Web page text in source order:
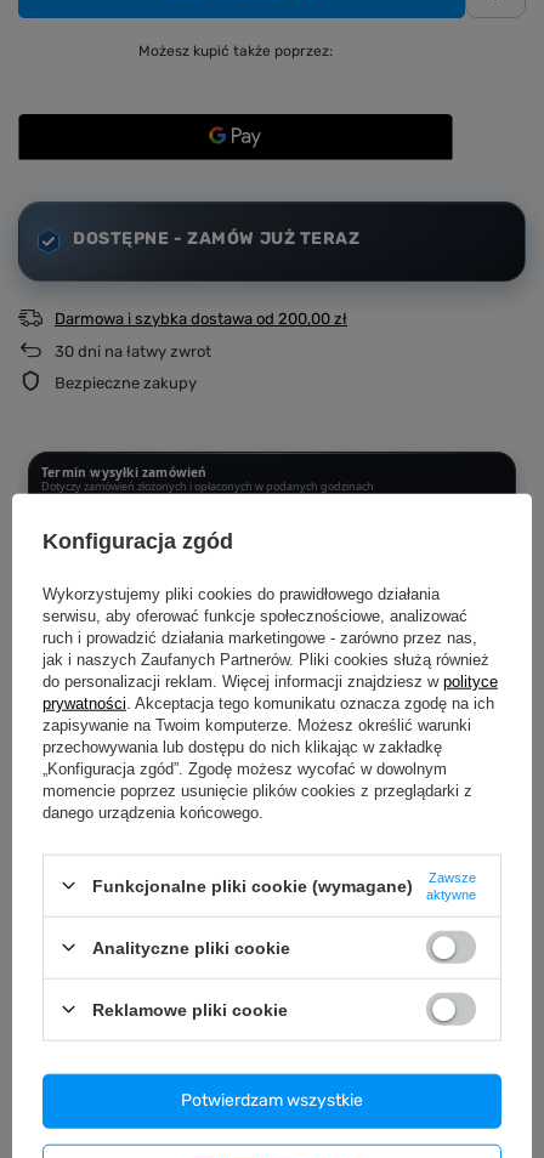
Możesz kupić także poprzez:
DOSTĘPNE - ZAMÓW JUŻ TERAZ
Darmowa i szybka dostawa od 200,00 zł
30 dni na łatwy zwrot
Bezpieczne zakupy
Termin wysyłki zamówień
Dotyczy zamówień złożonych i opłaconych w podanych godzinach
Wysyłka następnego dnia
CZWARTEK PO 12:00 - SOBOTA DO 12:00
Wysyłka w poniedziałek
SOBOTA PO 12:00 - NIEDZIELA
Wysyłka we wtorek
Produkujemy dopiero po złożeniu zamówienia.Dzięki temu każda
koszulka i bluza powstaje specjalnie dla Ciebie i przechodzi kontrolę jakości
przed wysyłką.
SZCZEGÓŁOWE DANE
GWARANCJA
Konfiguracja zgód
Wykorzystujemy pliki cookies do prawidłowego działania
serwisu, aby oferować funkcje społecznościowe, analizować
ruch i prowadzić działania marketingowe - zarówno przez nas,
jak i naszych Zaufanych Partnerów. Pliki cookies służą również
do personalizacji reklam. Więcej informacji znajdziesz w polityce
prywatności . Akceptacja tego komunikatu oznacza zgodę na ich
zapisywanie na Twoim komputerze. Możesz określić warunki
przechowywania lub dostępu do nich klikając w zakładkę
„Konfiguracja zgód”. Zgodę możesz wycofać w dowolnym
momencie poprzez usunięcie plików cookies z przeglądarki z
danego urządzenia końcowego.
Funkcjonalne pliki cookie (wymagane)
Zawsze
aktywne
Analityczne pliki cookie
Reklamowe pliki cookie
Potwierdzam wszystkie